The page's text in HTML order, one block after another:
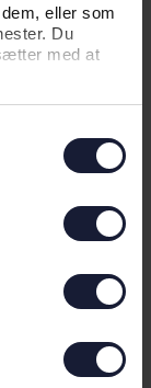
eller som
Du
med at